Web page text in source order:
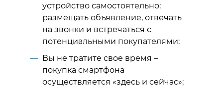
устройство самостоятельно:
размещать объявление, отвечать
на звонки и встречаться с
потенциальными покупателями;
Вы не тратите свое время –
покупка смартфона
осуществляется «здесь и сейчас»;